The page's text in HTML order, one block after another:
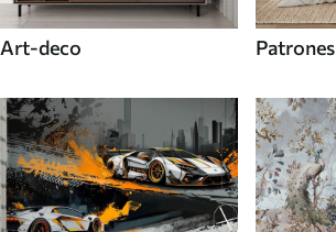
Art-deco Patrones